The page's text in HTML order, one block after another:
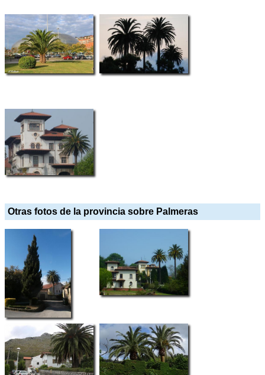
Otras fotos de la provincia sobre Palmeras